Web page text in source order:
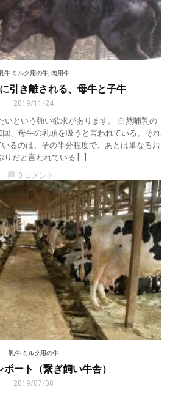
牛 ミルク用の牛, 肉用牛
引き離される、母牛と子牛
2019/11/24
いという強い欲求があります。 自然哺乳の
、母牛の乳頭を吸うと言われている。それ
るのは、その半分程度で、あとは単なるお
りだと言われている […]
chat_bubble 0 コメント
乳牛 ミルク用の牛
ート（繋ぎ飼い牛舎）
2019/07/08